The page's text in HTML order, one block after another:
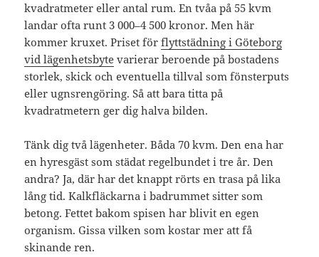
kvadratmeter eller antal rum. En tvåa på 55 kvm
landar ofta runt 3 000–4 500 kronor. Men här
kommer kruxet. Priset förflyttstädning i Göteborg
vid lägenhetsbyte varierar beroende på bostadens
storlek, skick och eventuella tillval som fönsterputs
eller ugnsrengöring. Så att bara titta på
kvadratmetern ger dig halva bilden.
Tänk dig två lägenheter. Båda 70 kvm. Den ena har
en hyresgäst som städat regelbundet i tre år. Den
andra? Ja, där har det knappt rörts en trasa på lika
lång tid. Kalkfläckarna i badrummet sitter som
betong. Fettet bakom spisen har blivit en egen
organism. Gissa vilken som kostar mer att få
skinande ren.